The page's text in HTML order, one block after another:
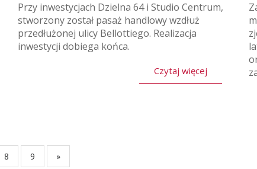
Przy inwestycjach Dzielna 64 i Studio Centrum,
stworzony został pasaż handlowy wzdłuż
przedłużonej ulicy Bellottiego. Realizacja
inwestycji dobiega końca.
Czytaj więcej
8 9 »